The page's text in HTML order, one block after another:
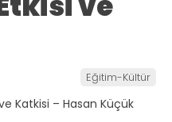
Eğitim-Kültür